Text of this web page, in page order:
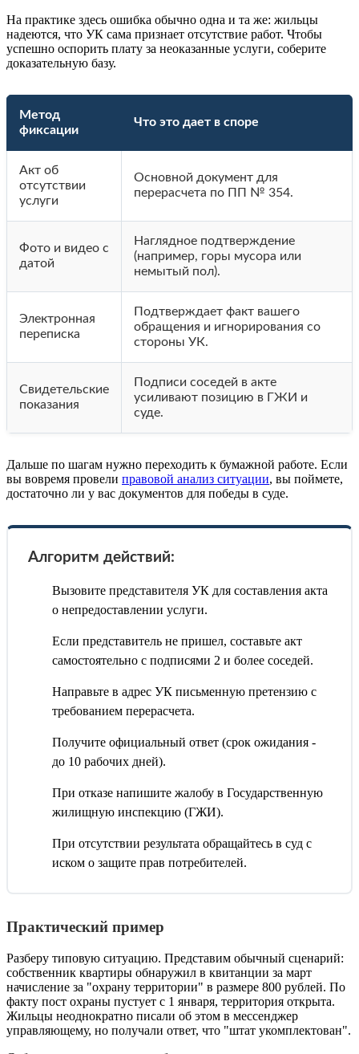
На практике здесь ошибка обычно одна и та же: жильцы
надеются, что УК сама признает отсутствие работ. Чтобы
успешно оспорить плату за неоказанные услуги, соберите
доказательную базу.
Метод
фиксации
Что это дает в споре
Акт об
отсутствии
услуги
Основной документ для
перерасчета по ПП № 354.
Фото и видео с
датой
Наглядное подтверждение
(например, горы мусора или
немытый пол).
Электронная
переписка
Подтверждает факт вашего
обращения и игнорирования со
стороны УК.
Свидетельские
показания
Подписи соседей в акте
усиливают позицию в ГЖИ и
суде.
Дальше по шагам нужно переходить к бумажной работе. Если
вы вовремя провели правовой анализ ситуации, вы поймете,
достаточно ли у вас документов для победы в суде.
Алгоритм действий:
Вызовите представителя УК для составления акта
о непредоставлении услуги.
Если представитель не пришел, составьте акт
самостоятельно с подписями 2 и более соседей.
Направьте в адрес УК письменную претензию с
требованием перерасчета.
Получите официальный ответ (срок ожидания -
до 10 рабочих дней).
При отказе напишите жалобу в Государственную
жилищную инспекцию (ГЖИ).
При отсутствии результата обращайтесь в суд с
иском о защите прав потребителей.
Практический пример
Разберу типовую ситуацию. Представим обычный сценарий:
собственник квартиры обнаружил в квитанции за март
начисление за "охрану территории" в размере 800 рублей. По
факту пост охраны пустует с 1 января, территория открыта.
Жильцы неоднократно писали об этом в мессенджер
управляющему, но получали ответ, что "штат укомплектован".